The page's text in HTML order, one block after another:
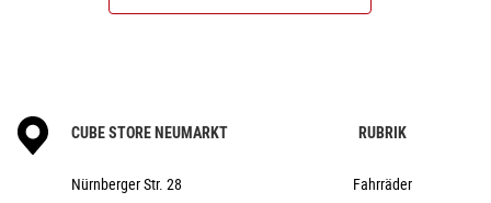
CUBE STORE NEUMARKT
Nürnberger Str. 28
RUBRIK
Fahrräder